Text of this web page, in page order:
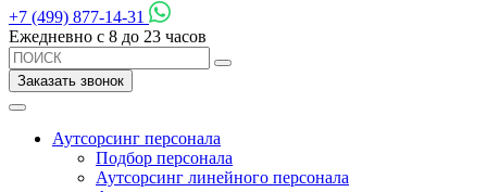
+7 (499) 877-14-31
Ежедневно с 8 до 23 часов
Заказать звонок
Аутсорсинг персонала
Подбор персонала
Аутсорсинг линейного персонала